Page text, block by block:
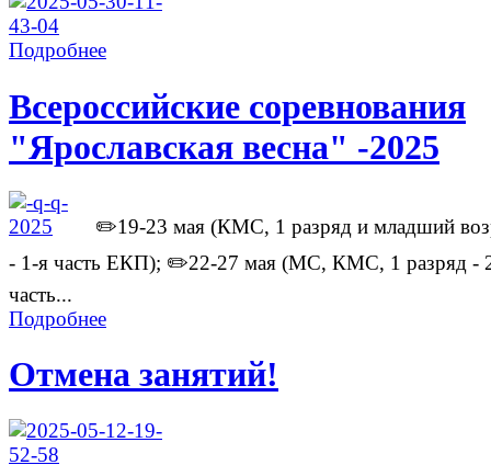
Подробнее
Всероссийские соревнования
"Ярославская весна" -2025
✏️19-23 мая (КМС, 1 разряд и младший
- 1-я часть ЕКП); ✏️22-27 мая (МС, КМС, 1 разряд -
часть...
Подробнее
Отмена занятий!